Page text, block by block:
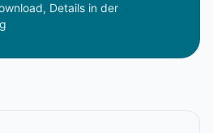
Details in der